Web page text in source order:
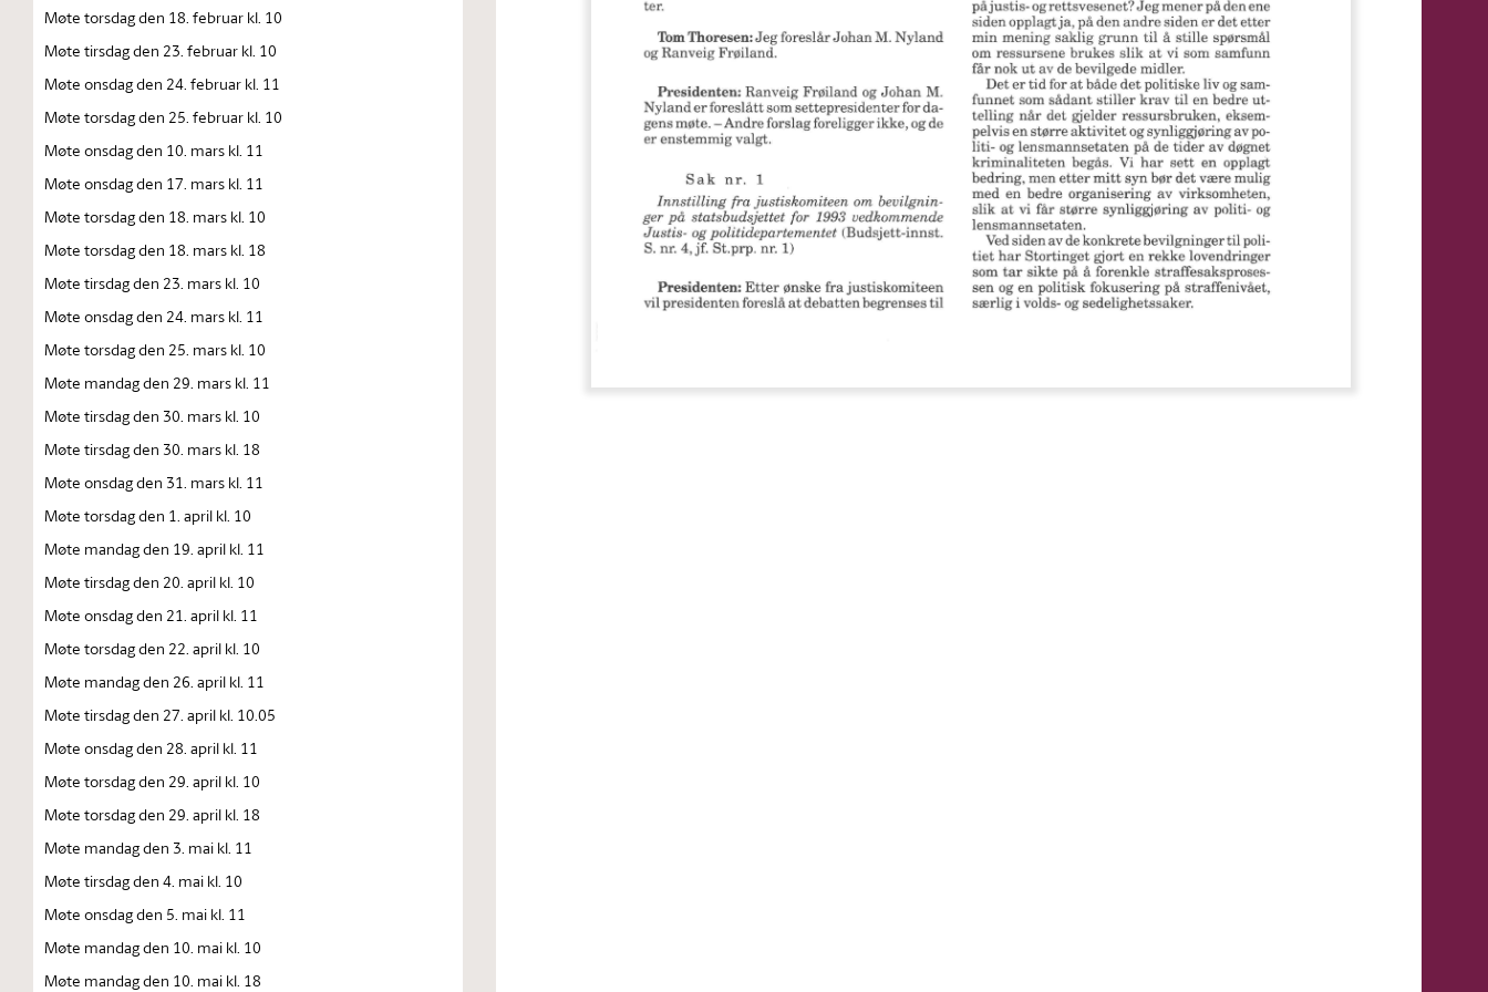
Møte torsdag den 18. februar kl. 10
Møte tirsdag den 23. februar kl. 10
Møte onsdag den 24. februar kl. 11
Møte torsdag den 25. februar kl. 10
Møte onsdag den 10. mars kl. 11
Møte onsdag den 17. mars kl. 11
Møte torsdag den 18. mars kl. 10
Møte torsdag den 18. mars kl. 18
Møte tirsdag den 23. mars kl. 10
Møte onsdag den 24. mars kl. 11
Møte torsdag den 25. mars kl. 10
Møte mandag den 29. mars kl. 11
Møte tirsdag den 30. mars kl. 10
Møte tirsdag den 30. mars kl. 18
Møte onsdag den 31. mars kl. 11
Møte torsdag den 1. april kl. 10
Møte mandag den 19. april kl. 11
Møte tirsdag den 20. april kl. 10
Møte onsdag den 21. april kl. 11
Møte torsdag den 22. april kl. 10
Møte mandag den 26. april kl. 11
Møte tirsdag den 27. april kl. 10.05
Møte onsdag den 28. april kl. 11
Møte torsdag den 29. april kl. 10
Møte torsdag den 29. april kl. 18
Møte mandag den 3. mai kl. 11
Møte tirsdag den 4. mai kl. 10
Møte onsdag den 5. mai kl. 11
Møte mandag den 10. mai kl. 10
Møte mandag den 10. mai kl. 18